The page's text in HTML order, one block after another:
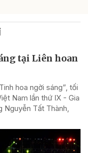
tại Liên hoan
hoa ngời sáng”, tối
Nam lần thứ IX - Gia
Nguyễn Tất Thành,